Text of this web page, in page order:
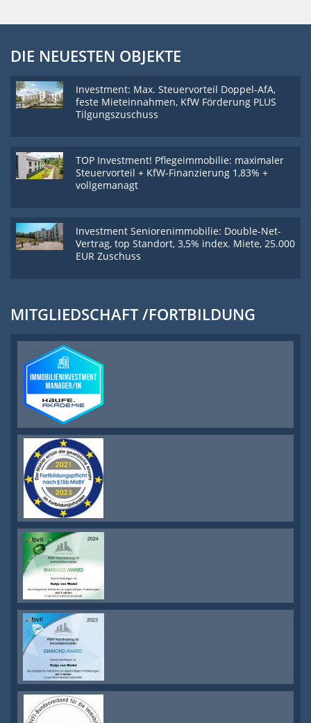
DIE NEUESTEN OBJEKTE
Investment: Max. Steuervorteil Doppel-AfA,
feste Mieteinnahmen, KfW Förderung PLUS
Tilgungszuschuss
TOP Investment! Pflegeimmobilie: maximaler
Steuervorteil + KfW-Finanzierung 1,83% +
vollgemanagt
Investment Seniorenimmobilie: Double-Net-
Vertrag, top Standort, 3,5% index. Miete, 25.000
EUR Zuschuss
MITGLIEDSCHAFT /FORTBILDUNG